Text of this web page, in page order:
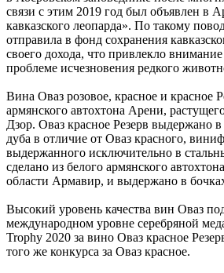
связи с этим 2019 год был объявлен в
кавказского леопарда». По такому
отправила в фонд сохранения
своего дохода, что привлекло
проблеме исчезновения редкого
Вина Оваз розовое, красное и красное
армянского автохтона Арени,
Дзор. Оваз красное Резерв выдержано в
дуба в отличие от Оваз красного,
выдержанного исключительно в
сделано из белого армянского
области Армавир, и выдержано в
Высокий уровень качества вин Оваз
международном уровне серебряной
Trophy 2020 за вино Оваз красное
того же конкурса за Оваз красное.